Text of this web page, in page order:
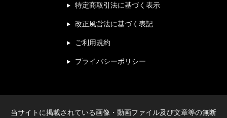
特定商取引法に基づく表示
改正風営法に基づく表記
ご利用規約
プライバシーポリシー
当サイトに掲載されている画像・動画ファイル及び文章等の無断